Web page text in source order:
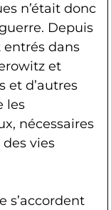
n’était donc
Depuis
entrés dans
et
et d’autres
les
nécessaires
vies
s’accordent